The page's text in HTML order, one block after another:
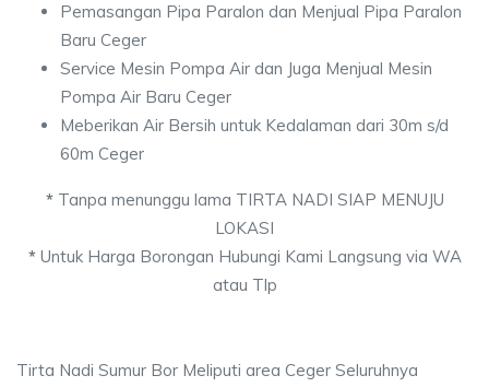
Pemasangan Pipa Paralon dan Menjual Pipa Paralon
Baru Ceger
Service Mesin Pompa Air dan Juga Menjual Mesin
Pompa Air Baru Ceger
Meberikan Air Bersih untuk Kedalaman dari 30m s/d
60m Ceger
*Tanpa menunggu lama TIRTA NADI SIAP MENUJU
LOKASI
*Untuk Harga Borongan Hubungi Kami Langsung via WA
atau Tlp
Tirta Nadi Sumur Bor Meliputi area Ceger Seluruhnya